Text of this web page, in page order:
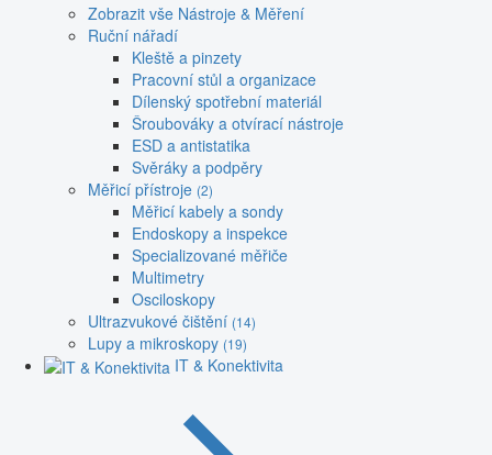
Zobrazit vše Nástroje & Měření
Ruční nářadí
Kleště a pinzety
Pracovní stůl a organizace
Dílenský spotřební materiál
Šroubováky a otvírací nástroje
ESD a antistatika
Svěráky a podpěry
Měřicí přístroje (2)
Měřicí kabely a sondy
Endoskopy a inspekce
Specializované měřiče
Multimetry
Osciloskopy
Ultrazvukové čištění (14)
Lupy a mikroskopy (19)
IT & Konektivita